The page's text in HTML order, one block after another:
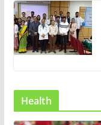
Health